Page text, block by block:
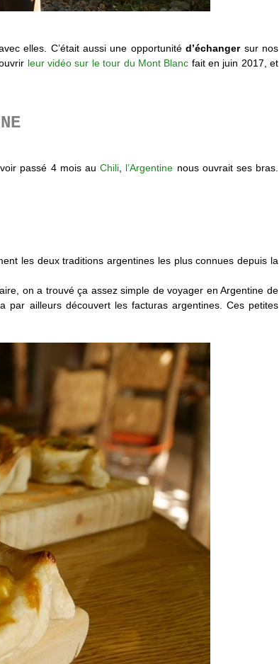
elles. C’était aussi une opportunitéd’échangersur nos
leur vidéo sur le tour du Mont Blanc fait en juin 2017, et
passé 4 mois auChili l’Argentine nous ouvrait ses bras.
les deux traditions argentines les plus connues depuis la
on a trouvé ça assez simple de voyager en Argentine de
ailleurs découvert les facturas argentines. Ces petites